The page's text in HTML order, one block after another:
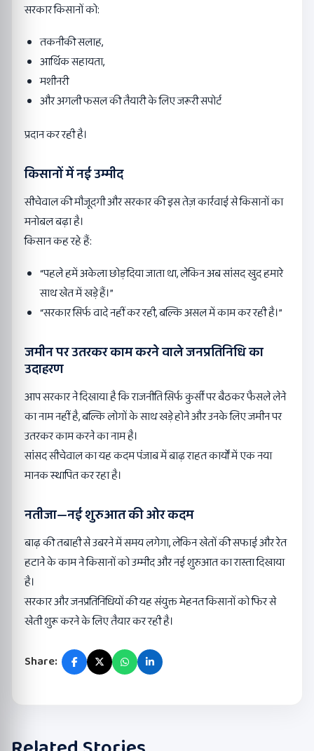
सरकार किसानों को:
तकनीकी सलाह,
आर्थिक सहायता,
मशीनरी
और अगली फसल की तैयारी के लिए जरूरी सपोर्ट
प्रदान कर रही है।
किसानों में नई उम्मीद
सीचेवाल की मौजूदगी और सरकार की इस तेज़ कार्रवाई से किसानों का
मनोबल बढ़ा है।
किसान कह रहे हैं:
“पहले हमें अकेला छोड़ दिया जाता था, लेकिन अब सांसद खुद हमारे
साथ खेत में खड़े हैं।”
“सरकार सिर्फ वादे नहीं कर रही, बल्कि असल में काम कर रही है।”
जमीन पर उतरकर काम करने वाले जनप्रतिनिधि का
उदाहरण
आप सरकार ने दिखाया है कि राजनीति सिर्फ कुर्सी पर बैठकर फैसले लेने
का नाम नहीं है, बल्कि लोगों के साथ खड़े होने और उनके लिए जमीन पर
उतरकर काम करने का नाम है।
सांसद सीचेवाल का यह कदम पंजाब में बाढ़ राहत कार्यों में एक नया
मानक स्थापित कर रहा है।
नतीजा—नई शुरुआत की ओर कदम
बाढ़ की तबाही से उबरने में समय लगेगा, लेकिन खेतों की सफाई और रेत
हटाने के काम ने किसानों को उम्मीद और नई शुरुआत का रास्ता दिखाया
है।
सरकार और जनप्रतिनिधियों की यह संयुक्त मेहनत किसानों को फिर से
खेती शुरू करने के लिए तैयार कर रही है।
Share: